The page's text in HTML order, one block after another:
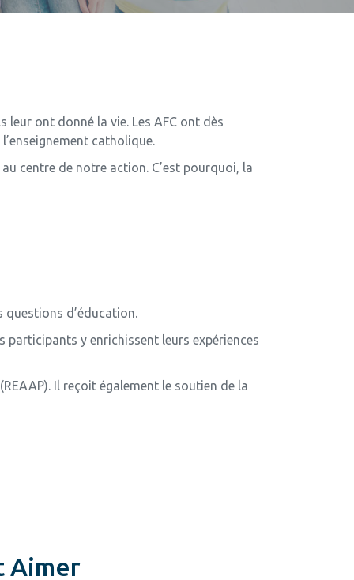
leur ont donné la vie. Les AFC ont dès
catholique.
centre de notre action. C’est pourquoi, la
questions d’éducation.
participants y enrichissent leurs expériences
Il reçoit également le soutien de la
Aimer